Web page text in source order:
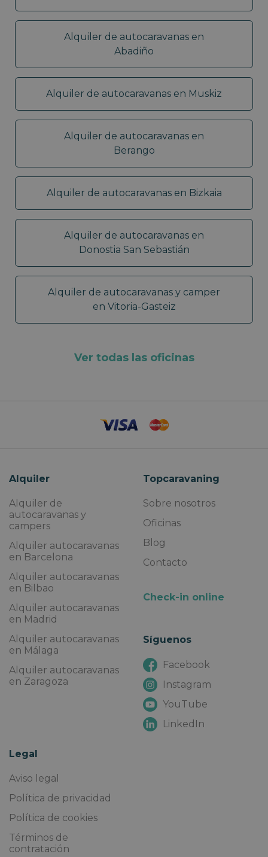
Alquiler de autocaravanas en
Abadiño
Alquiler de autocaravanas en Muskiz
Alquiler de autocaravanas en
Berango
Alquiler de autocaravanas en Bizkaia
Alquiler de autocaravanas en
Donostia San Sebastián
Alquiler de autocaravanas y camper
en Vitoria-Gasteiz
Ver todas las oficinas
Alquiler
Alquiler de
autocaravanas y
campers
Alquiler autocaravanas
en Barcelona
Alquiler autocaravanas
en Bilbao
Alquiler autocaravanas
en Madrid
Alquiler autocaravanas
en Málaga
Alquiler autocaravanas
en Zaragoza
Topcaravaning
Sobre nosotros
Oficinas
Blog
Contacto
Check-in online
Síguenos
Facebook
Instagram
YouTube
LinkedIn
Legal
Aviso legal
Política de privacidad
Política de cookies
Términos de
contratación